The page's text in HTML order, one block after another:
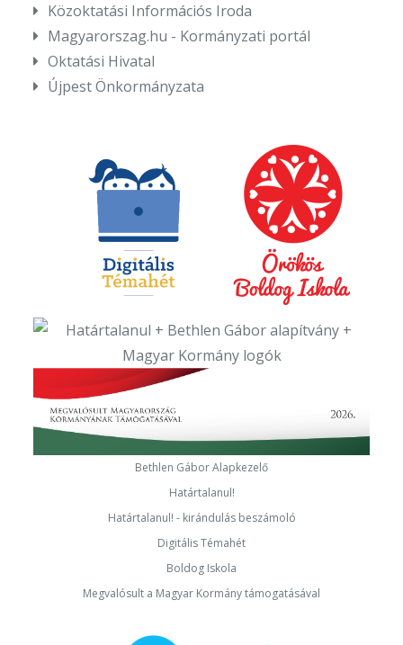
Közoktatási Információs Iroda
Magyarorszag.hu - Kormányzati portál
Oktatási Hivatal
Újpest Önkormányzata
Bethlen Gábor Alapkezelő
Határtalanul!
Határtalanul! - kirándulás beszámoló
Digitális Témahét
Boldog Iskola
Megvalósult a Magyar Kormány támogatásával